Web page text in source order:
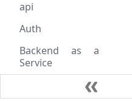
api
Auth
Backend as a
Service
Business Intelligence
(BI)